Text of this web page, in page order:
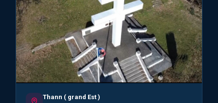
Thann ( grand Est )